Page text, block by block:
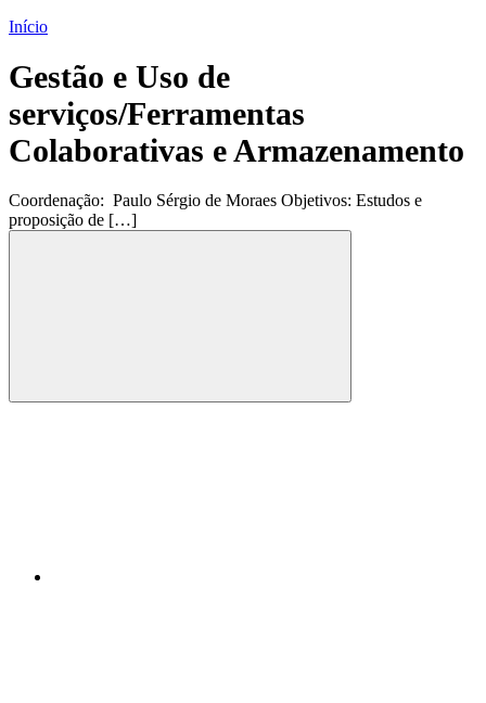
Início
Gestão e Uso de
serviços/Ferramentas
Colaborativas e Armazenamento
Coordenação: Paulo Sérgio de Moraes Objetivos: Estudos e
proposição de […]
Compartilhar